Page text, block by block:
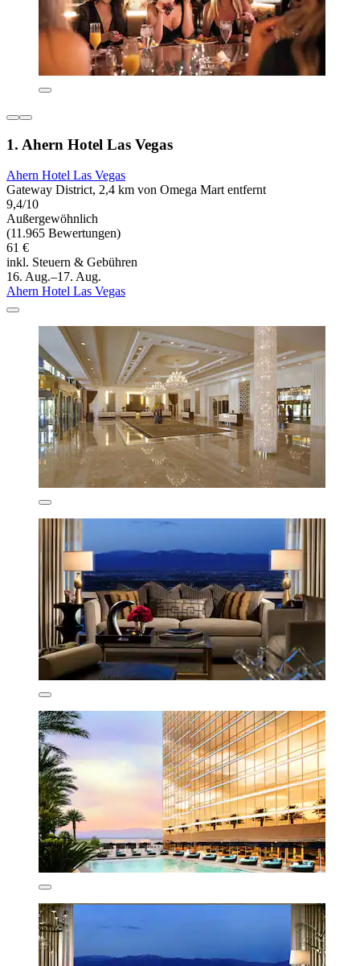
1. Ahern Hotel Las Vegas
Ahern Hotel Las Vegas
Gateway District, 2,4 km von Omega Mart entfernt
9,4/10
Außergewöhnlich
(11.965 Bewertungen)
61 €
inkl. Steuern & Gebühren
16. Aug.–17. Aug.
Ahern Hotel Las Vegas